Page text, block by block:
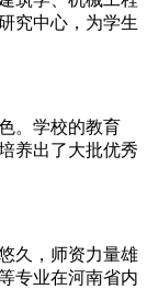
究中心，为学生
。学校的教育
养出了大批优秀
久，师资力量雄
专业在河南省内